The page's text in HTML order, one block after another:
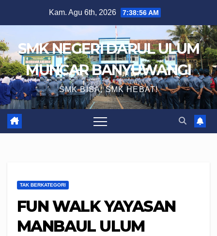
Kam. Agu 6th, 2026 7:38:57 AM
SMK NEGERI DARUL ULUM
MUNCAR BANYUWANGI
SMK BISA, SMK HEBAT!
TAK BERKATEGORI
FUN WALK YAYASAN
MANBAUL ULUM